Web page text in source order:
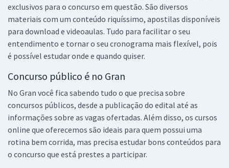
exclusivos para o concurso em questão. São diversos
materiais com um conteúdo riquíssimo, apostilas disponíveis
para download e videoaulas. Tudo para facilitar o seu
entendimento e tornar o seu cronograma mais flexível, pois
é possível estudar onde e quando quiser.
Concurso público é no Gran
No Gran você fica sabendo tudo o que precisa sobre
concursos públicos, desde a publicação do edital até as
informações sobre as vagas ofertadas. Além disso, os cursos
online que oferecemos são ideais para quem possui uma
rotina bem corrida, mas precisa estudar bons conteúdos para
o concurso que está prestes a participar.